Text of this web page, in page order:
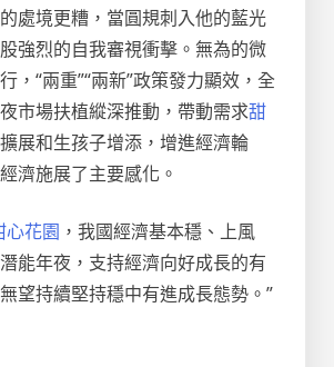
處境更糟，當圓規刺入他的藍光
強烈的自我審視衝擊。無為的微
，“兩重”“兩新”政策發力顯效，全
夜市場扶植縱深推動，帶動需求甜
擴展和生孩子增添，增進經濟輪
濟施展了主要感化。
心花園 ，我國經濟基本穩、上風
能年夜，支持經濟向好成長的有
望持續堅持穩中有進成長態勢。”